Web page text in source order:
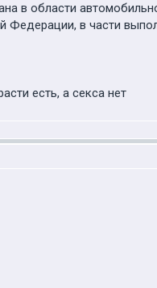
в области
Федерации, в части
есть, а секса нет